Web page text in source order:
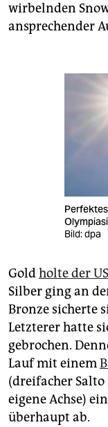
wirbelnden
ansprechender
Bild: dpa
Goldholte der
Silber ging an
Bronze sicherte
Letzterer hatte
gebrochen.
Lauf mit einem
(dreifacher
eigene Achse)
überhaupt ab.